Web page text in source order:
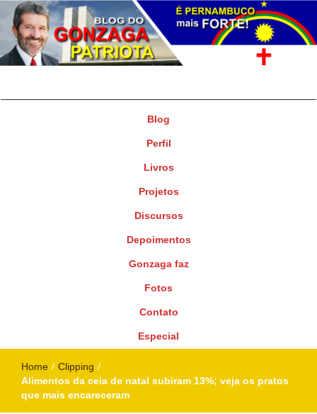
Blog
Perfil
Livros
Projetos
Discursos
Depoimentos
Gonzaga faz
Fotos
Contato
Especial
Home / Clipping /
Alimentos da ceia de natal subiram 13%; veja os pratos
que mais encareceram